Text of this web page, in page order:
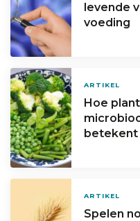
levende
voeding
ARTIKEL
Hoe
betekent
ARTIKEL
Spelen